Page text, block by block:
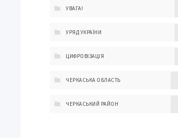
УВАГА!
УРЯД УКРАЇНИ
ЦИФРОВІЗАЦІЯ
ЧЕРКАСЬКА ОБЛАСТЬ
ЧЕРКАСЬКИЙ РАЙОН